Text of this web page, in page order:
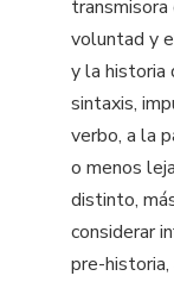
voluntad y
y la historia
sintaxis,
verbo, a la
o menos
distinto,
considerar
pre-